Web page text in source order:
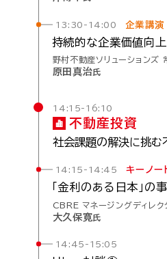
13:30-14:00企業講演
持続的な企業価値向
野村不動産ソリューションズ
原田真治氏
14:15-16:10
不動産投資
社会課題の解決に挑む
14:15-14:45キーノー
「金利のある 日本」の
CBRE マネージングディレク
大久保寛氏
14:45-15:05